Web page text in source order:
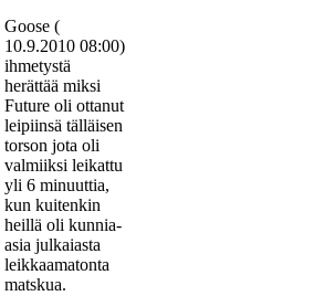
Goose (
10.9.2010 08:00)
ihmetystä
herättää miksi
Future oli ottanut
leipiinsä tälläisen
torson jota oli
valmiiksi leikattu
yli 6 minuuttia,
kun kuitenkin
heillä oli kunnia-
asia julkaiasta
leikkaamatonta
matskua.